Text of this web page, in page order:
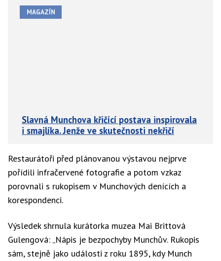
MAGAZÍN
Slavná Munchova křičící postava inspirovala
i smajlíka. Jenže ve skutečnosti nekřičí
Restaurátoři před plánovanou výstavou nejprve
pořídili infračervené fotografie a potom vzkaz
porovnali s rukopisem v Munchových denících a
korespondenci.
Výsledek shrnula kurátorka muzea Mai Brittová
Gulengová: „Nápis je bezpochyby Munchův. Rukopis
sám, stejně jako události z roku 1895, kdy Munch